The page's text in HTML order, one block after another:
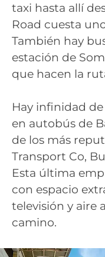
taxi hasta allí
Road cuesta
También hay
estación de
que hacen la
Hay infinidad
en autobús de
de los más
Transport Co,
Esta última
con espacio
televisión y aire
camino.